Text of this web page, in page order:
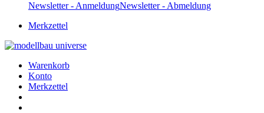
Newsletter - AnmeldungNewsletter - Abmeldung
Merkzettel
Warenkorb
Konto
Merkzettel